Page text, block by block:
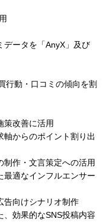
ータを「AnyX」及び
行動・口コミの傾向を割
策改善に活用
軸からのポイント割り出
制作・文言策定への活用
最適なインフルエンサー
告向けシナリオ制作
、効果的なSNS投稿内容